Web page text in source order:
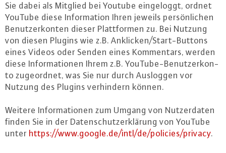
Sie dabei als Mitglied bei Youtube ein­ge­loggt, ordnet
YouTube diese In­for­ma­ti­on Ihren jeweils per­sön­li­chen
Be­nut­zer­kon­ten dieser Platt­for­men zu. Bei Nutzung
von diesen Plugins wie z.B. Anklicken/Start-But­tons
eines Videos oder Senden eines Kom­men­tars, werden
diese In­for­ma­tio­nen Ihrem z.B. YouTube-Be­nut­zer­kon­
to zu­ge­ord­net, was Sie nur durch Ausloggen vor
Nutzung des Plugins ver­hin­dern können.
Weitere In­for­ma­tio­nen zum Umgang von Nut­zer­da­ten
finden Sie in der Da­ten­schutz­er­klä­rung von YouTube
unter https://​www.​google.​de/​intl/​de/​policies/​privacy.